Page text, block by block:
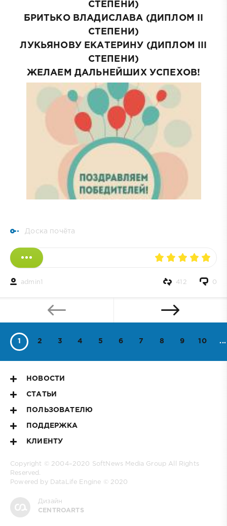
СТЕПЕНИ)
БРИТЬКО ВЛАДИСЛАВА (ДИПЛОМ II
СТЕПЕНИ)
ЛУКЬЯНОВУ ЕКАТЕРИНУ (ДИПЛОМ III
СТЕПЕНИ)
ЖЕЛАЕМ ДАЛЬНЕЙШИХ УСПЕХОВ!
Доска почёта
admin1 0
412
1 2 3 4 5 6 7 8 9 10 ...
НОВОСТИ
СТАТЬИ
ПОЛЬЗОВАТЕЛЮ
ПОДДЕРЖКА
КЛИЕНТУ
Copyright © 2004–2020 SoftNews Media Group All Rights
Reserved.
Powered by DataLife Engine © 2020
Дизайн
CENTROARTS